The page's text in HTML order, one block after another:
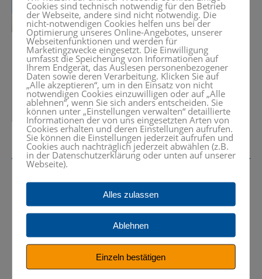
Interessiert? Rufen Sie uns an oder
schreiben Sie eine Nachricht.
+49 (0) 8024 – 99 05 50
Cookies sind technisch notwendig für den Betrieb
der Webseite, andere sind nicht notwendig. Die
nicht-notwendigen Cookies helfen uns bei der
Optimierung unseres Online-Angebotes, unserer
Webseitenfunktionen und werden für
Marketingzwecke eingesetzt. Die Einwilligung
umfasst die Speicherung von Informationen auf
Ihrem Endgerät, das Auslesen personenbezogener
Daten sowie deren Verarbeitung. Klicken Sie auf
„Alle akzeptieren“, um in den Einsatz von nicht
notwendigen Cookies einzuwilligen oder auf „Alle
ablehnen“, wenn Sie sich anders entscheiden. Sie
können unter „Einstellungen verwalten“ detaillierte
Informationen der von uns eingesetzten Arten von
Cookies erhalten und deren Einstellungen aufrufen.
Sie können die Einstellungen jederzeit aufrufen und
Cookies auch nachträglich jederzeit abwählen (z.B.
in der Datenschutzerklärung oder unten auf unserer
Webseite).
Alles zulassen
Ablehnen
Einzeln bestätigen